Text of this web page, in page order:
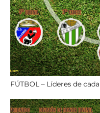
FÚTBOL – Líderes de